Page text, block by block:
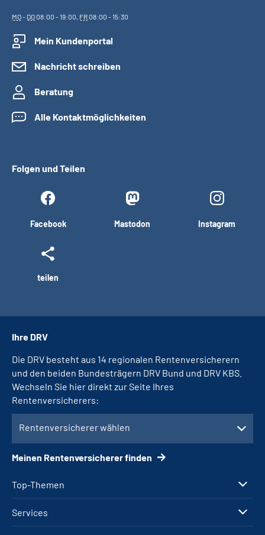
MO- DO08:00 - 19:00, FR08:00 - 15:30
Mein Kundenportal
Nachricht schreiben
Beratung
Alle Kontaktmöglichkeiten
Folgen und Teilen
Facebook Mastodon Instagram
teilen
Top-Themen
Services
Ihre DRV
Die DRV besteht aus 14 regionalen Rentenversicherern
und den beiden Bundesträgern DRV Bund und DRV KBS.
Wechseln Sie hier direkt zur Seite Ihres
Rentenversicherers:
Rentenversicherer wählen
Meinen Rentenversicherer finden